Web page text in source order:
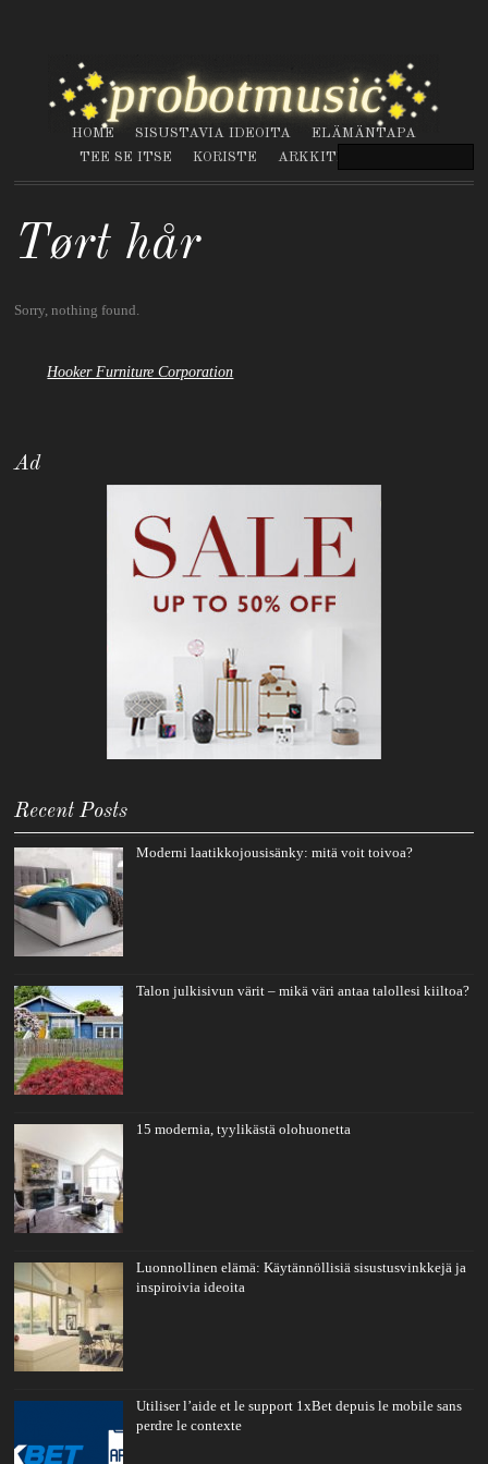
HOME SISUSTAVIA IDEOITA
ELÄMÄNTAPA
TEE SE ITSE
KORISTE ARKKITEHTUURI
Tørt hår
Sorry, nothing found.
Hooker Furniture Corporation
Ad
Recent Posts
Moderni laatikkojousisänky: mitä voit toivoa?
Talon julkisivun värit – mikä väri antaa talollesi kiiltoa?
15 modernia, tyylikästä olohuonetta
Luonnollinen elämä: Käytännöllisiä sisustusvinkkejä ja
inspiroivia ideoita
Utiliser l’aide et le support 1xBet depuis le mobile sans
perdre le contexte